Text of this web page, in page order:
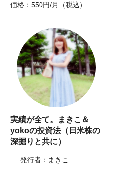
価格：550円/月（税込）
実績が全て。まきこ＆
yokoの投資法（日米株の
深掘りと共に）
発行者：まきこ